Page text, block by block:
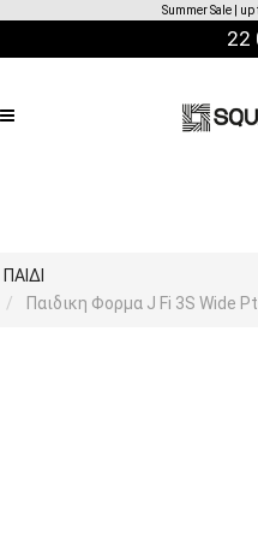
Summer Sale | up
22
ΠΑΙΔΙ
Παιδικη Φορμα J Fi 3S Wide